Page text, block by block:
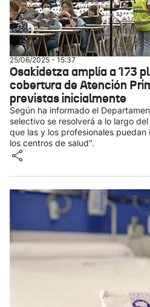
25/06/2025 - 15:37
Osakidetza amplía a 173
cobertura de Atención
previstas inicialmente
Según ha informado el
selectivo se resolverá a lo largo
que las y los profesionales
los centros de salud".